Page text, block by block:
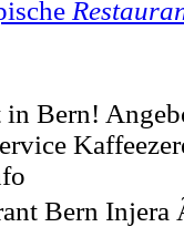
Bern!
Bern Injera